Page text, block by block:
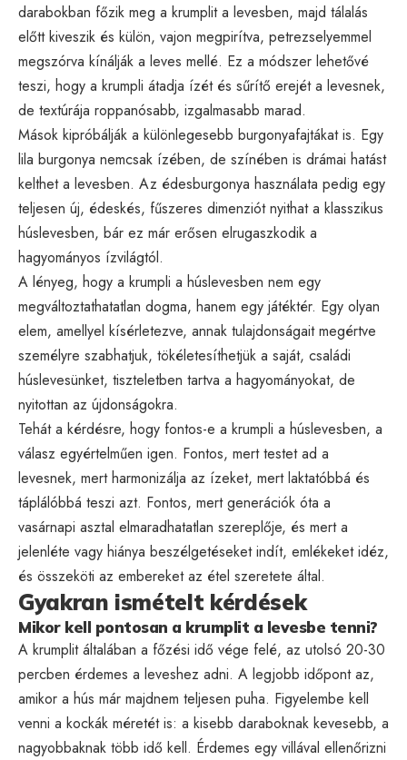
darabokban főzik meg a krumplit a levesben, majd tálalás
előtt kiveszik és külön, vajon megpirítva, petrezselyemmel
megszórva kínálják a leves mellé. Ez a módszer lehetővé
teszi, hogy a krumpli átadja ízét és sűrítő erejét a levesnek,
de textúrája roppanósabb, izgalmasabb marad.
Mások kipróbálják a különlegesebb burgonyafajtákat is. Egy
lila burgonya nemcsak ízében, de színében is drámai hatást
kelthet a levesben. Az édesburgonya használata pedig egy
teljesen új, édeskés, fűszeres dimenziót nyithat a klasszikus
húslevesben, bár ez már erősen elrugaszkodik a
hagyományos ízvilágtól.
A lényeg, hogy a krumpli a húslevesben nem egy
megváltoztathatatlan dogma, hanem egy játéktér. Egy olyan
elem, amellyel kísérletezve, annak tulajdonságait megértve
személyre szabhatjuk, tökéletesíthetjük a saját, családi
húslevesünket, tiszteletben tartva a hagyományokat, de
nyitottan az újdonságokra.
Tehát a kérdésre, hogy fontos-e a krumpli a húslevesben, a
válasz egyértelműen igen. Fontos, mert testet ad a
levesnek, mert harmonizálja az ízeket, mert laktatóbbá és
táplálóbbá teszi azt. Fontos, mert generációk óta a
vasárnapi asztal elmaradhatatlan szereplője, és mert a
jelenléte vagy hiánya beszélgetéseket indít, emlékeket idéz,
és összeköti az embereket az étel szeretete által.
Gyakran ismételt kérdések
Mikor kell pontosan a krumplit a levesbe tenni?
A krumplit általában a főzési idő vége felé, az utolsó 20-30
percben érdemes a leveshez adni. A legjobb időpont az,
amikor a hús már majdnem teljesen puha. Figyelembe kell
venni a kockák méretét is: a kisebb daraboknak kevesebb, a
nagyobbaknak több idő kell. Érdemes egy villával ellenőrizni